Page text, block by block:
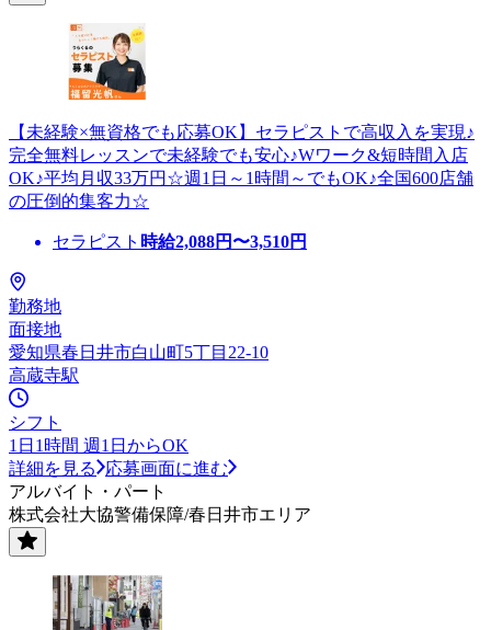
【未経験×無資格でも応募OK】セラピストで高収入を実現♪
完全無料レッスンで未経験でも安心♪Wワーク&短時間入店
OK♪平均月収33万円☆週1日～1時間～でもOK♪全国600店舗
の圧倒的集客力☆
セラピスト 時給2,088円〜3,510円
勤務地
面接地
愛知県春日井市白山町5丁目22-10
高蔵寺駅
シフト
1日1時間 週1日からOK
詳細を見る
応募画面に進む
アルバイト・パート
株式会社大協警備保障/春日井市エリア